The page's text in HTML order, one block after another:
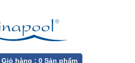
Giỏ hàng : 0Sản phẩm